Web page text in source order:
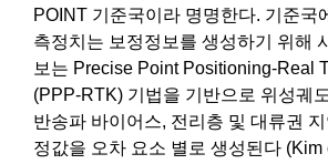
POINT 기준국이라 명명한다. 기준국
측정치는 보정정보를 생성하기 위해
보는 Precise Point Positioning-Real
(PPP-RTK) 기법을 기반으로 위성궤
반송파 바이어스, 전리층 및 대류권
정값을 오차 요소 별로 생성된다 (Kim